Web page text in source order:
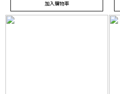
加入購物車